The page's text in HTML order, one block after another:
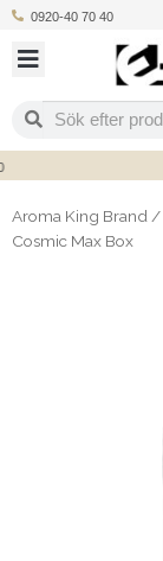
0920-40 70 40
Aroma King Brand /
Cosmic Max Box